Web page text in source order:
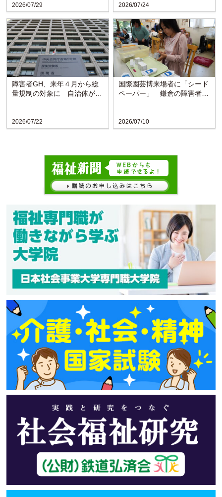
2026/07/29 2026/07/24
2026/07/22
障害者GH、来年４月から総
量規制の対象に 自治体がサ
2026/07/10
国際園芸博来場者に「シード
ペーパー」 鎌倉の障害者施